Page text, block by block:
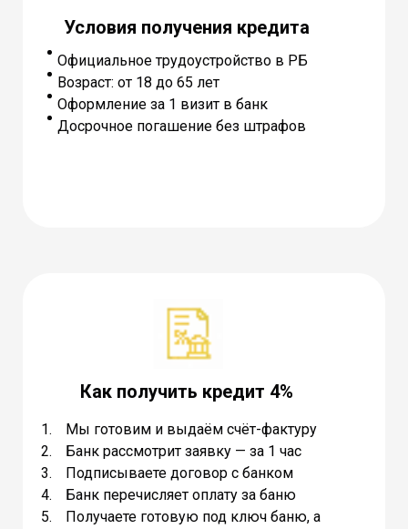
Официальное трудоустройство в РБ
Возраст: от 18 до 65 лет
Оформление за 1 визит в банк
Досрочное погашение без штрафов
Условия получения кредита
Мы готовим и выдаём счёт-фактуру
Банк рассмотрит заявку — за 1 час
Подписываете договор с банком
Банк перечисляет оплату за баню
Получаете готовую под ключ баню, а
Как получить кредит 4%